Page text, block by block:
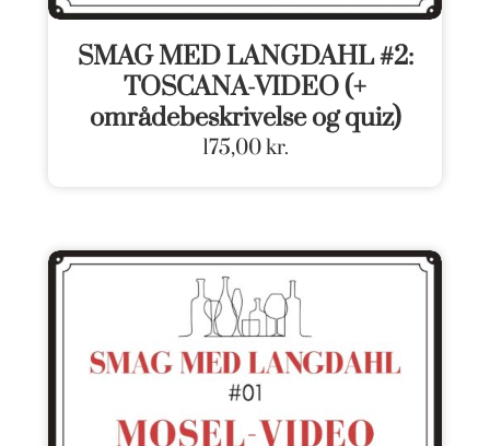
SMAG MED LANGDAHL #2:
TOSCANA-VIDEO (+
områdebeskrivelse og quiz)
175,00kr.